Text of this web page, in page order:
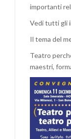
importanti
Vedi tutti gli
Il tema del
Teatro
maestri,